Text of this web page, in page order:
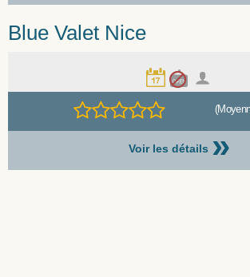
Blue Valet Nice
Voir les détails »